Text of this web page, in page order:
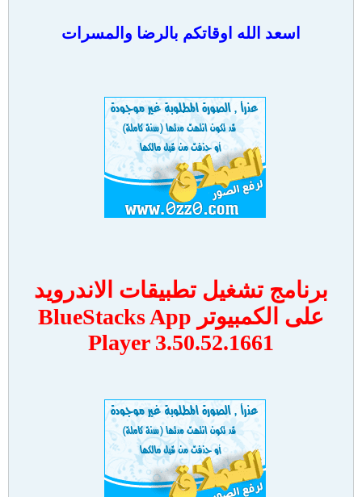
اسعد الله اوقاتكم بالرضا والمسرات
برنامج تشغيل تطبيقات الاندرويد
على الكمبيوتر BlueStacks App
Player 3.50.52.1661